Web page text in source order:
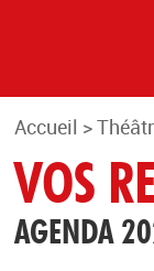
Accueil >
VOS
AGENDA